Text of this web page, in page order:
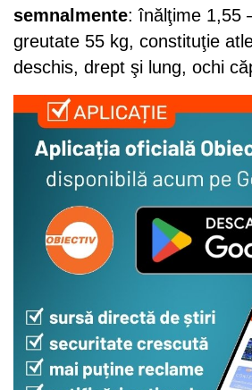
semnalmente: înălţime 1,55
greutate 55 kg, constituţie
deschis, drept şi lung, ochi